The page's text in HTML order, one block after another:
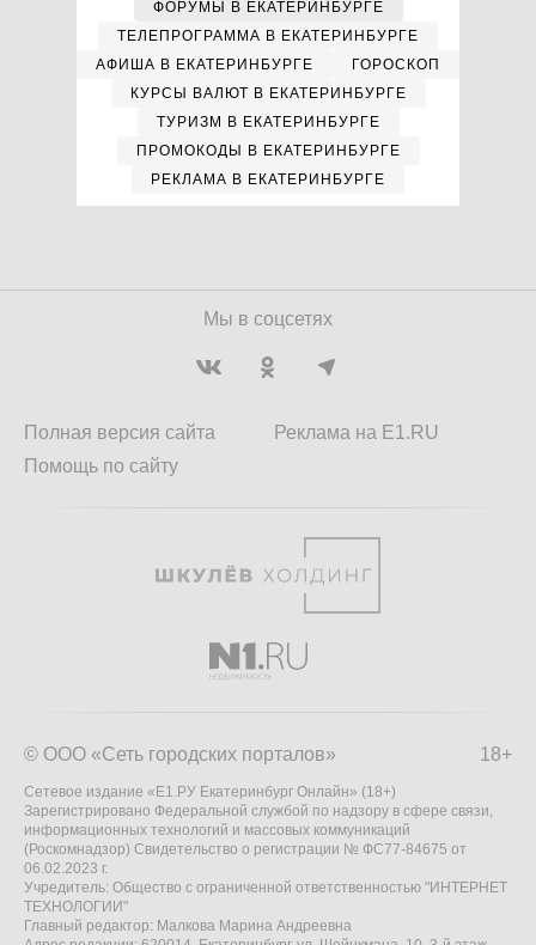
ФОРУМЫ В ЕКАТЕРИНБУРГЕ
ТЕЛЕПРОГРАММА В ЕКАТЕРИНБУРГЕ
АФИША В ЕКАТЕРИНБУРГЕ
ГОРОСКОП
КУРСЫ ВАЛЮТ В ЕКАТЕРИНБУРГЕ
ТУРИЗМ В ЕКАТЕРИНБУРГЕ
ПРОМОКОДЫ В ЕКАТЕРИНБУРГЕ
РЕКЛАМА В ЕКАТЕРИНБУРГЕ
Мы в соцсетях
Полная версия сайта
Помощь по сайту
Реклама на E1.RU
18+
© ООО «Сеть городских порталов»
Сетевое издание «Е1.РУ Екатеринбург Онлайн» (18+)
Зарегистрировано Федеральной службой по надзору в сфере связи,
информационных технологий и массовых коммуникаций
(Роскомнадзор) Свидетельство о регистрации № ФС77-84675 от
06.02.2023 г.
Учредитель: Общество с ограниченной ответственностью "ИНТЕРНЕТ
ТЕХНОЛОГИИ"
Главный редактор: Малкова Марина Андреевна